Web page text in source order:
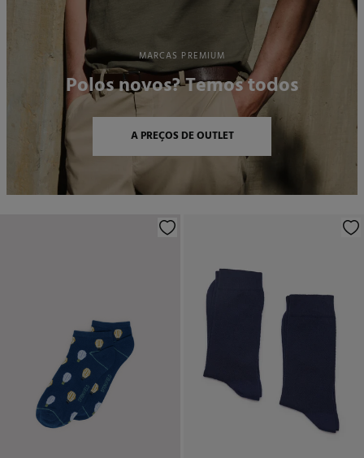
MARCAS PREMIUM
Polos novos? Temos todos
A PREÇOS DE OUTLET